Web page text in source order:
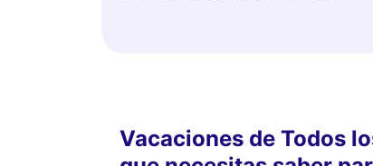
Vacaciones de Todos